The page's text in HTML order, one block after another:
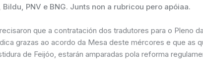
Bildu, PNV e BNG. Junts non a rubricou pero apóiaa.
que a contratación dos tradutores para o Pleno
grazas ao acordo da Mesa deste mércores e que as
de Feijóo, estarán amparadas pola reforma